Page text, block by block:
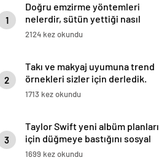
1
Doğru emzirme yöntemleri
nelerdir, sütün yettiği nasıl
anlaşılır?
2124 kez okundu
2
Takı ve makyaj uyumuna trend
örnekleri sizler için derledik.
1713 kez okundu
3
Taylor Swift yeni albüm planları
için düğmeye bastığını sosyal
medyadan duyurdu!
1699 kez okundu